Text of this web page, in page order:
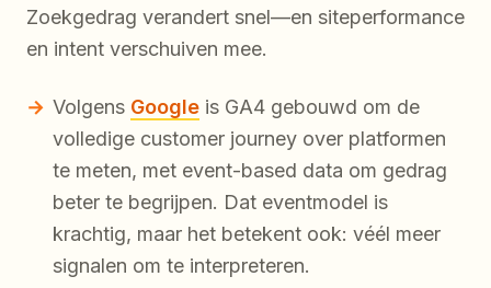
Zoekgedrag verandert snel—en siteperformance
en intent verschuiven mee.
Volgens Google is GA4 gebouwd om de
volledige customer journey over platformen
te meten, met event-based data om gedrag
beter te begrijpen. Dat eventmodel is
krachtig, maar het betekent ook: véél meer
signalen om te interpreteren.